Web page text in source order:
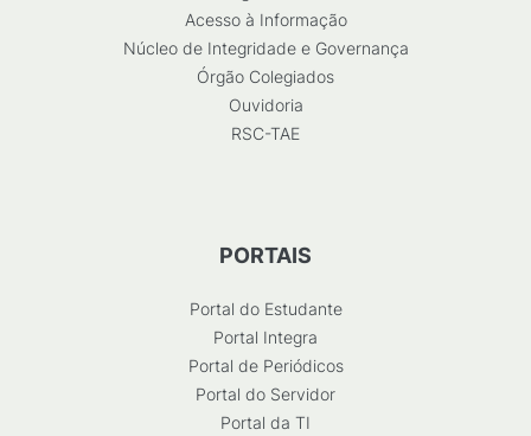
Acesso à Informação
Núcleo de Integridade e Governança
Órgão Colegiados
Ouvidoria
RSC-TAE
PORTAIS
Portal do Estudante
Portal Integra
Portal de Periódicos
Portal do Servidor
Portal da TI